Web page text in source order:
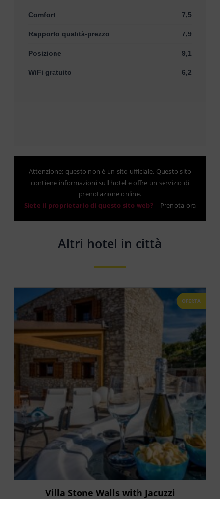
Comfort 7,5
Rapporto qualità-prezzo 7,9
Posizione 9,1
WiFi gratuito 6,2
Attenzione: questo non è un sito ufficiale. Questo sito
contiene informazioni sull hotel e offre un servizio di
prenotazione online.
Siete il proprietario di questo sito web?– Prenota ora
Altri hotel in città
OFERTA
Villa Stone Walls with Jacuzzi